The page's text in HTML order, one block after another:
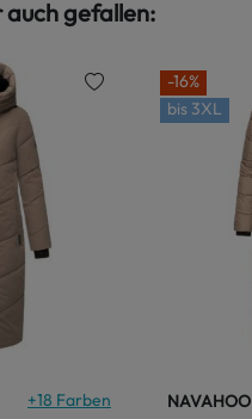
auch gefallen:
+18 Farben
-16%
bis 3XL
NAVAHOO